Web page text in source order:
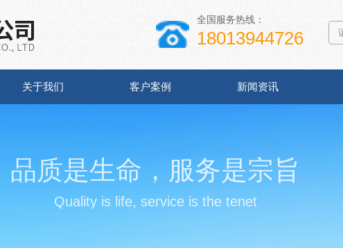
全国服务热线：
18013944726
关于我们 客户案例 新闻资讯
品质是生命，服务是宗旨
Quality is life, service is the tenet